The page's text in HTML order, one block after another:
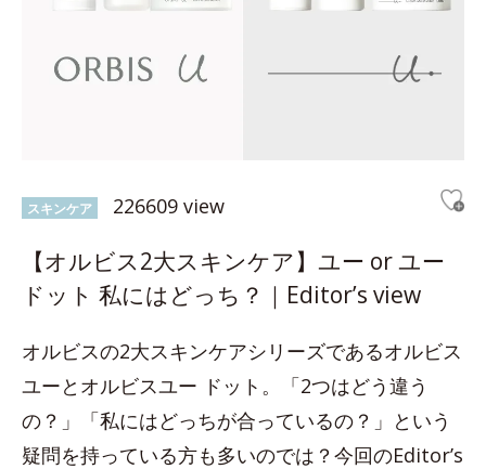
スキンケア 226609 view
【オルビス2大スキンケア】ユー or ユー
ドット 私にはどっち？｜Editor’s view
オルビスの2大スキンケアシリーズであるオルビス
ユーとオルビスユー ドット。「2つはどう違う
の？」「私にはどっちが合っているの？」という
疑問を持っている方も多いのでは？今回のEditor’s